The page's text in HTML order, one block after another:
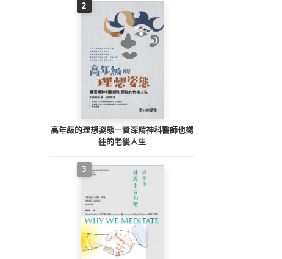
2
高年級的理想姿態－資深精神科醫師也嚮
往的老後人生
3